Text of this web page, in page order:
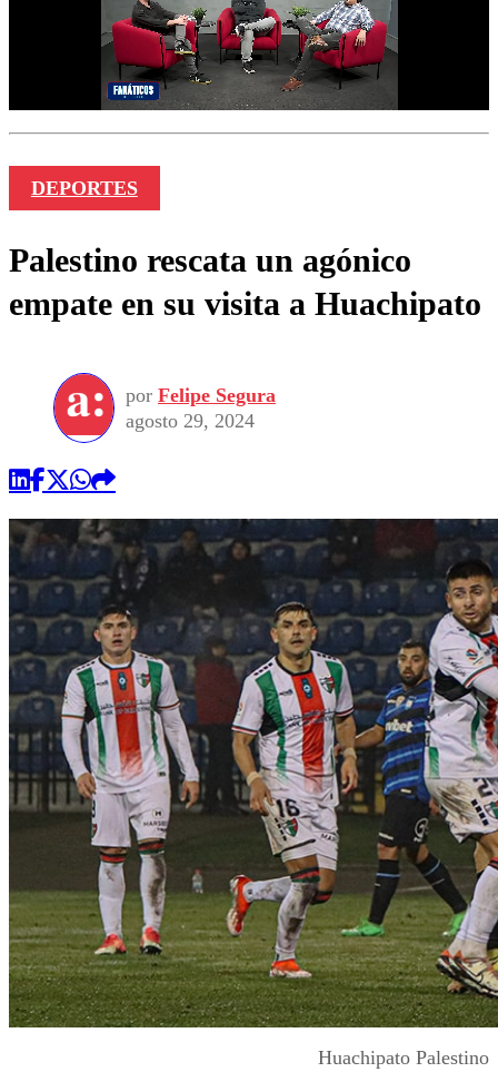
DEPORTES
Palestino rescata un agónico
empate en su visita a Huachipato
por Felipe Segura
agosto 29, 2024
Huachipato Palestino